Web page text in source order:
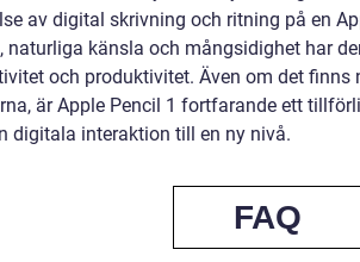
av digital skrivning och ritning på en
naturliga känsla och mångsidighet har
och produktivitet. Även om det finns
är Apple Pencil 1 fortfarande ett
digitala interaktion till en ny nivå.
FAQ